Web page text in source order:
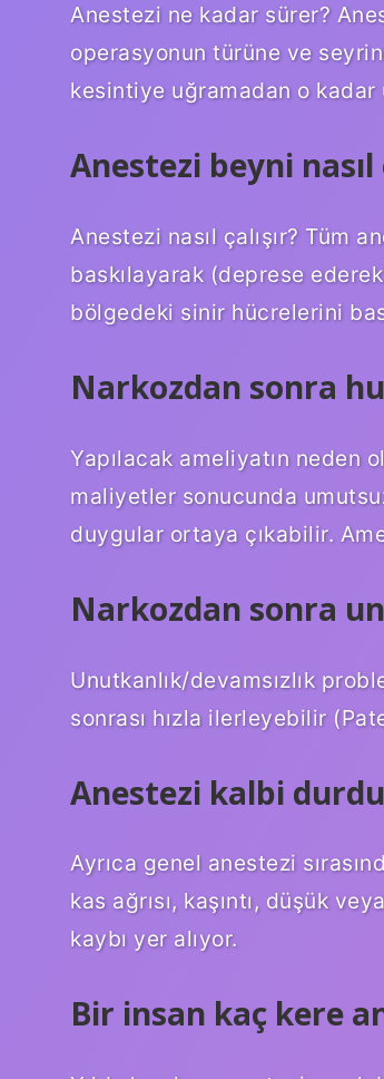
Anestezi ne kadar sürer?
operasyonun türüne ve
kesintiye uğramadan o kadar
Anestezi beyni
Anestezi nasıl çalışır? Tüm
baskılayarak (deprese
bölgedeki sinir hücrelerini
Narkozdan sonra
Yapılacak ameliyatın neden
maliyetler sonucunda
duygular ortaya çıkabilir.
Narkozdan sonra
Unutkanlık/devamsızlık
sonrası hızla ilerleyebilir
Anestezi kalbi
Ayrıca genel anestezi
kas ağrısı, kaşıntı, düşük
kaybı yer alıyor.
Bir insan kaç kere